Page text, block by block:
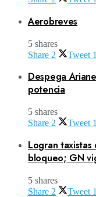
Aerobreves
5 shares
Share 2 Tweet 1
Despega
potencia
5 shares
Share 2 Tweet 1
Logran
bloqueo; GN
5 shares
Share 2 Tweet 1